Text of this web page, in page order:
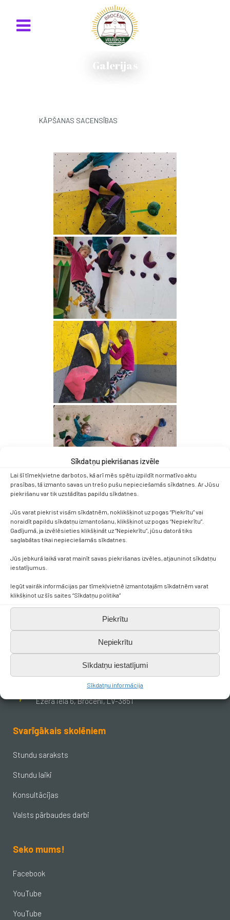
Sīkdatņu piekrišanas izvēle
Lai šī tīmekļvietne darbotos, kā arī mēs spētu izpildīt normatīvo aktu
prasības, tā izmanto savas un trešo pušu nepieciešamās sīkdatnes. Ar Jūsu
piekrišanu var tik uzstādītas papildu sīkdatnes.
Jūs varat piekrist visām sīkdatnēm, noklikšķinot uz pogas “Piekrītu” vai
noraidīt papildu sīkdatņu izmantošanu, klikšķinot uz pogas “Nepiekrītu”.
Gadījumā, ja izvēlēsieties klikšķināt uz “Nepiekrītu”, jūsu datorā tiks
saglabātas tikai nepieciešamās sīkdatnes.
Jūs jebkurā laikā varat mainīt savas piekrišanas izvēles, atjauninot sīkdatņu
iestatījumus.
Iegūt vairāk informācijas par tīmekļvietnē izmantotajām sīkdatnēm varat
klikšķinot uz šīs saites “Sīkdatņu politika”
Piekrītu
Nepiekrītu
Sīkdatņu iestatījumi
Sīkdatņu informācija
Galerijas
KĀPŠANAS SACENSĪBAS
Kontakti
skola.broceni@saldus.lv
_DEFAULT@40900017625
Ezera iela 6, Brocēni, LV-3851
Svarīgākais skolēniem
Stundu saraksts
Stundu laiki
Konsultācijas
Valsts pārbaudes darbi
Seko mums!
Facebook
YouTube
YouTube